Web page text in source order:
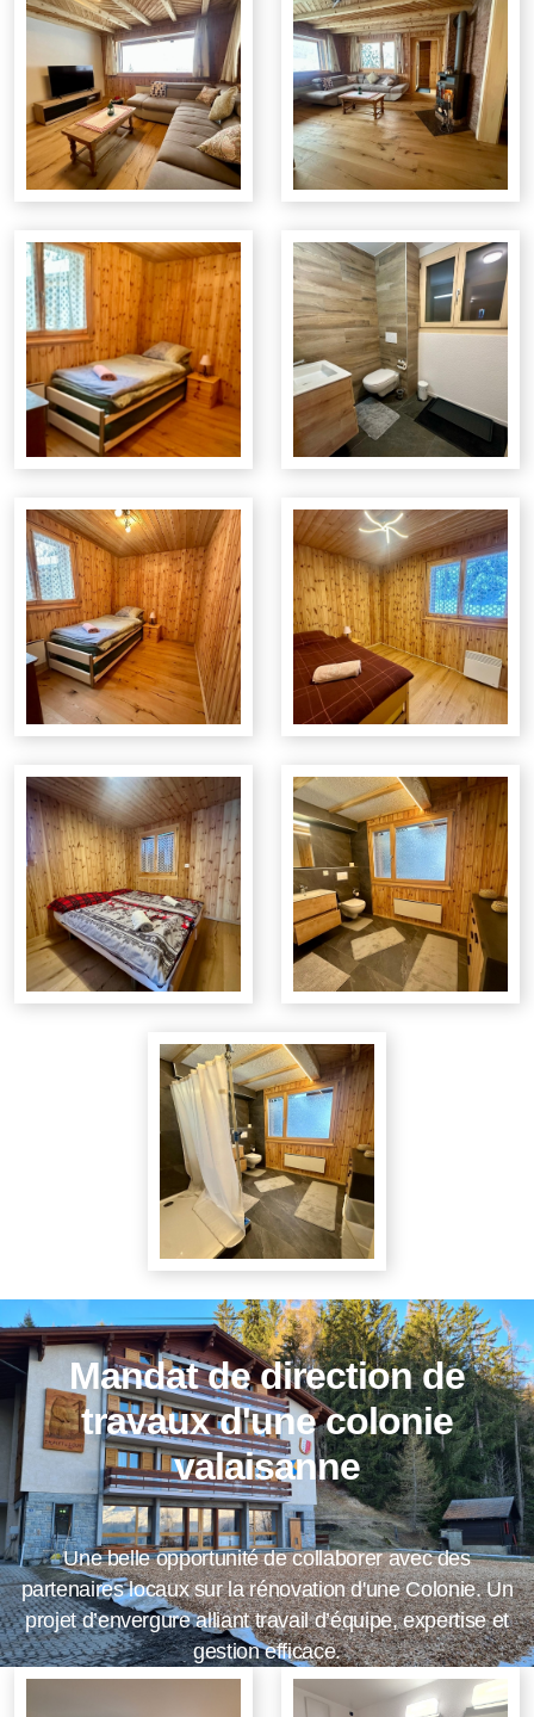
Mandat de direction de
travaux d'une colonie
valaisanne
Une belle opportunité de collaborer avec des
partenaires locaux sur la rénovation d'une Colonie. Un
projet d’envergure alliant travail d’équipe, expertise et
gestion efficace.